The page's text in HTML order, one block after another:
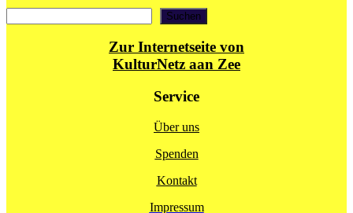
Suchen
Zur Internetseite von
KulturNetz aan Zee
Service
Über uns
Spenden
Kontakt
Impressum